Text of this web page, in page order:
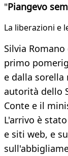
"Piangevo
La liberazioni e
Silvia
primo
e dalla sorella
autorità dello
Conte e il
L'arrivo è
e siti web, e